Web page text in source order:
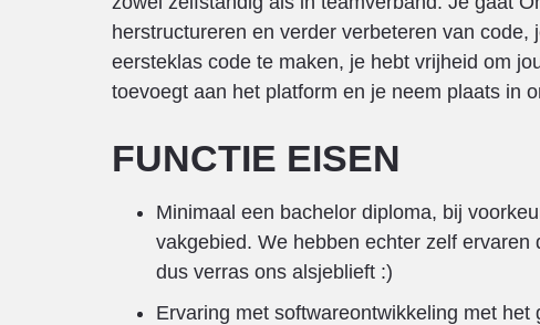
herstructureren en verder verbeteren van
eersteklas code te maken, je hebt vrijheid om
toevoegt aan het platform en je neem plaats in
FUNCTIE EISEN
Minimaal een bachelor diploma, bij
vakgebied. We hebben echter zelf
dus verras ons alsjeblieft :)
Ervaring met softwareontwikkeling met